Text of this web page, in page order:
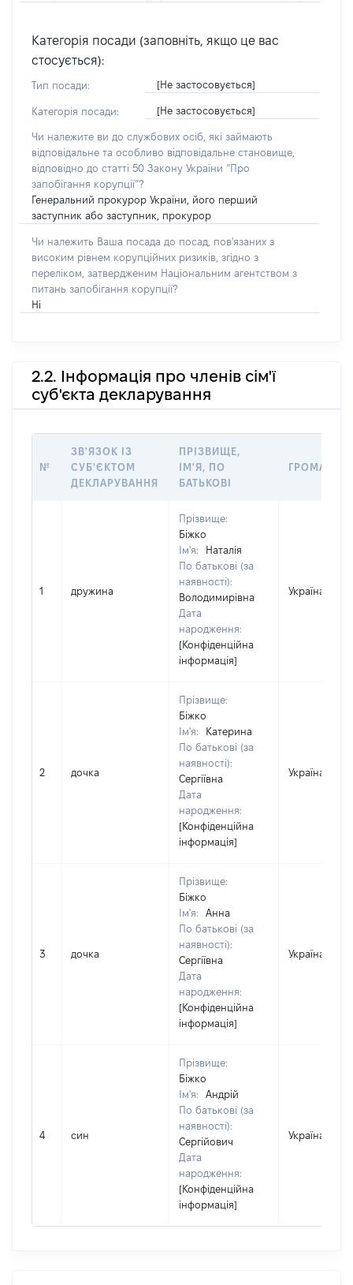
Категорія посади (заповніть, якщо це вас
стосується):
Тип посади: [Не застосовується]
Категорія посади: [Не застосовується]
Чи належите ви до службових осіб, які займають
відповідальне та особливо відповідальне становище,
відповідно до статті 50 Закону України “Про
запобігання корупції”?
Генеральний прокурор України, його перший
заступник або заступник, прокурор
Чи належить Ваша посада до посад, пов'язаних з
високим рівнем корупційних ризиків, згідно з
переліком, затвердженим Національним агентством з
питань запобігання корупції?
Ні
2.2. Інформація про членів сім'ї
суб'єкта декларування
№
ЗВ'ЯЗОК ІЗ
СУБ'ЄКТОМ
ДЕКЛАРУВАННЯ
ПРІЗВИЩЕ,
ІМ'Я, ПО
БАТЬКОВІ
1 дружина
Прізвище:
Біжко
Ім'я:
Наталія
По батькові (за
наявності):
Володимирівна
Дата
народження:
[Конфіденційна
інформація]
Україна
2 дочка
Прізвище:
Біжко
Ім'я:
Катерина
По батькові (за
наявності):
Сергіївна
Дата
народження:
[Конфіденційна
інформація]
Україна
3 дочка
Прізвище:
Біжко
Ім'я:
Анна
По батькові (за
наявності):
Сергіївна
Дата
народження:
[Конфіденційна
інформація]
Україна
4 син
Прізвище:
Біжко
Ім'я:
Андрій
По батькові (за
наявності):
Сергійович
Дата
народження:
[Конфіденційна
інформація]
Україна